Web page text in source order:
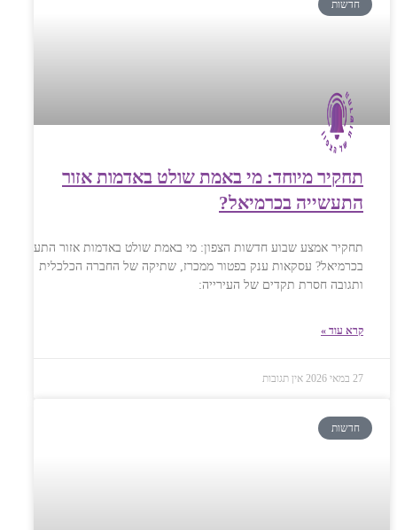
חדשות
תחקיר מיוחד: מי באמת שולט באדמות אזור
התעשייה בכרמיאל?
תחקיר אמצע שבוע חדשות הצפון: מי באמת שולט באדמות אזור התעשייה
בכרמיאל? עסקאות ענק בפטור ממכרז, שתיקה של החברה הכלכלית
ותגובה חסרת תקדים של העירייה:
קרא עוד »
27 במאי 2026 אין תגובות
חדשות